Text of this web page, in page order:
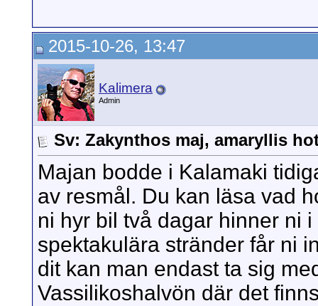
2015-10-26, 13:47
Kalimera
Admin
Sv: Zakynthos maj, amaryllis
Majan bodde i Kalamaki
av resmål. Du kan läsa vad
ni hyr bil två dagar hinner ni
spektakulära stränder får ni
dit kan man endast ta sig
Vassilikoshalvön där det